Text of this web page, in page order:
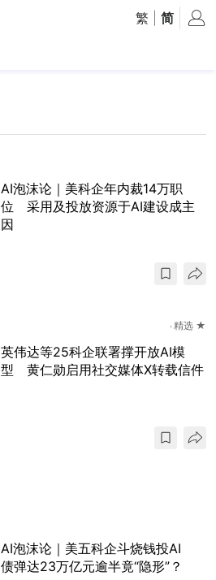
繁 简
AI泡沫论｜美科企年内裁14万职
位 采用及投放资源于AI建设成主
因
精选 ★
英伟达等25科企联署撑开放AI模
型 黄仁勋启用社交媒体X转载信件
AI泡沫论｜美五科企斗烧钱投AI
债弹达23万亿元逾半竟“隐形”？